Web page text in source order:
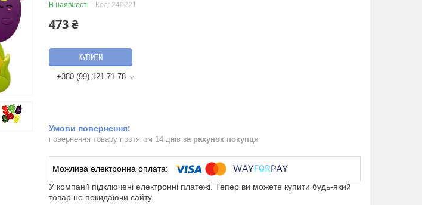
В наявності Код: 240221
473 ₴
КУПИТИ
+380 (99) 121-71-78
повернення товару протягом 14 днів за рахунок покупця
У компанії підключені електронні платежі. Тепер ви можете купити будь-який
товар не покидаючи сайту.